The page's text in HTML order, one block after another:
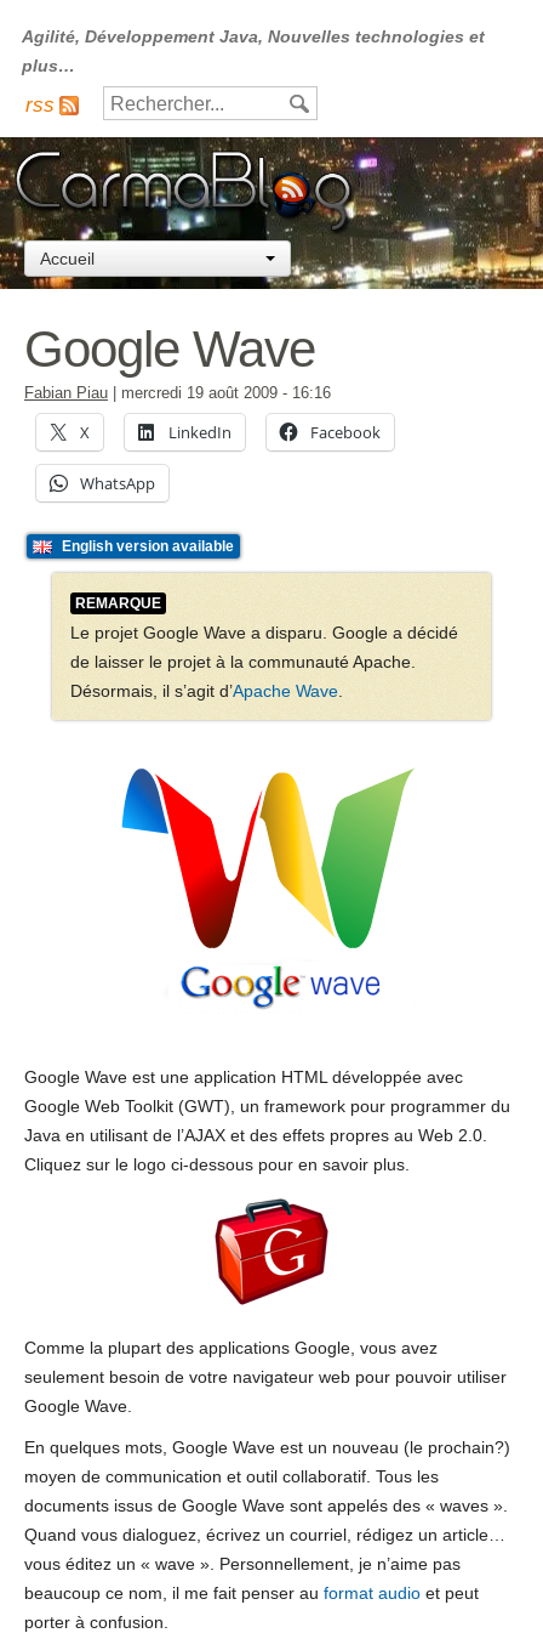
Agilité, Développement Java, Nouvelles technologies et
plus…
rss
Accueil
Google Wave
Fabian Piau mercredi 19 août 2009 - 16:16
X LinkedIn Facebook
WhatsApp
English version available
REMARQUE
Le projet Google Wave a disparu. Google a décidé
de laisser le projet à la communauté Apache.
Désormais, il s’agit d’Apache Wave
Google Wave est une application HTML développée avec
Google Web Toolkit (GWT), un framework pour programmer du
Java en utilisant de l’AJAX et des effets propres au Web 2.0.
Cliquez sur le logo ci-dessous pour en savoir plus.
Comme la plupart des applications Google, vous avez
seulement besoin de votre navigateur web pour pouvoir utiliser
Google Wave.
En quelques mots, Google Wave est un nouveau (le prochain?)
moyen de communication et outil collaboratif. Tous les
documents issus de Google Wave sont appelés des « waves ».
Quand vous dialoguez, écrivez un courriel, rédigez un article…
vous éditez un « wave ». Personnellement, je n’aime pas
beaucoup ce nom, il me fait penser au format audio et peut
porter à confusion.